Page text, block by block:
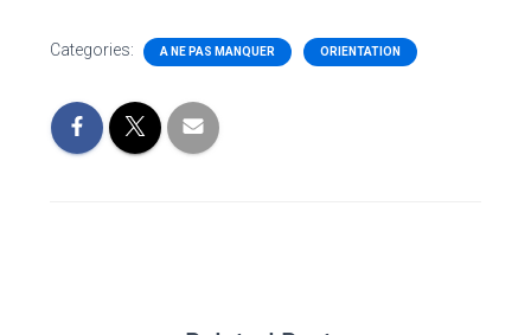
Categories: A NE PAS MANQUER ORIENTATION